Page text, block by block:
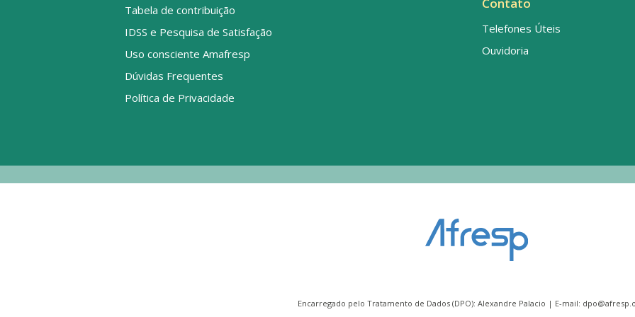
Tabela de contribuição
IDSS e Pesquisa de Satisfação
Uso consciente Amafresp
Dúvidas Frequentes
Política de Privacidade
Contato
Telefones Úteis
Ouvidoria
Encarregado pelo Tratamento de Dados (DPO): Alexandre Palacio | E-mail: